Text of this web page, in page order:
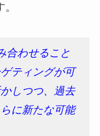
合わせること
ティングが可
しつつ、過去
に新たな可能